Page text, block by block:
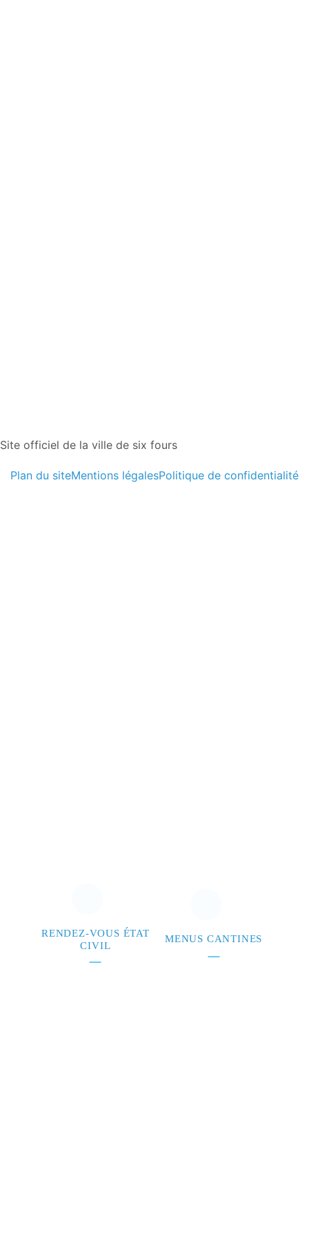
Site officiel de la ville de six fours
Plan du siteMentions légalesPolitique de confidentialité
RENDEZ-VOUS ÉTAT
CIVIL
MENUS CANTINES